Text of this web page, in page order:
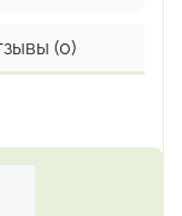
(0)